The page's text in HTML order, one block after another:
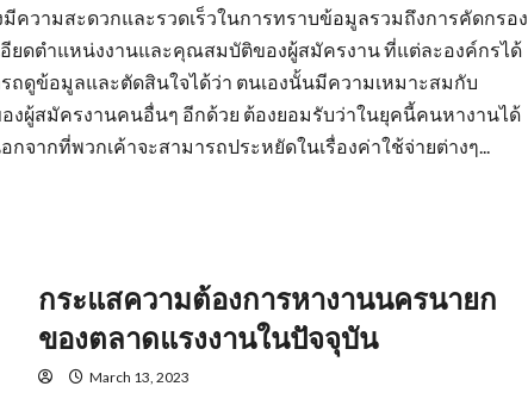
ความสะดวกและรวดเร็วในการทราบข้อมูลรวมถึงการคัดกรอง
ยดตำแหน่งงานและคุณสมบัติของผู้สมัครงาน ที่แต่ละองค์กรได้
ถดูข้อมูลและตัดสินใจได้ว่า ตนเองนั้นมีความเหมาะสมกับ
งผู้สมัครงานคนอื่นๆ อีกด้วย ต้องยอมรับว่าในยุคนี้คนหางานได้
จากที่พวกเค้าจะสามารถประหยัดในเรื่องค่าใช้จ่ายต่างๆ...
กระแสความต้องการหางานนครนายก
ของตลาดแรงงานในปัจจุบัน
March 13, 2023